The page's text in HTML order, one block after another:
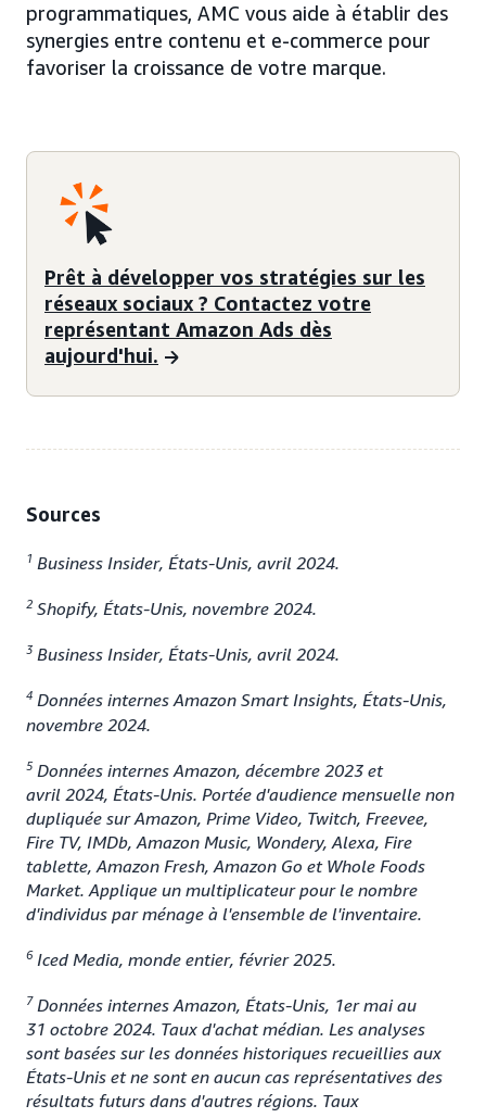
programmatiques, AMC vous aide à établir des
synergies entre contenu et e-commerce pour
favoriser la croissance de votre marque.
Prêt à développer vos stratégies sur les
réseaux sociaux ? Contactez votre
représentant Amazon Ads dès
aujourd'hui.
Sources
1 Business Insider, États-Unis, avril 2024.
2 Shopify, États-Unis, novembre 2024.
3 Business Insider, États-Unis, avril 2024.
4 Données internes Amazon Smart Insights, États-Unis,
novembre 2024.
5Données internes Amazon, décembre 2023 et
avril 2024, États-Unis. Portée d'audience mensuelle non
dupliquée sur Amazon, Prime Video, Twitch, Freevee,
Fire TV, IMDb, Amazon Music, Wondery, Alexa, Fire
tablette, Amazon Fresh, Amazon Go et Whole Foods
Market. Applique un multiplicateur pour le nombre
d'individus par ménage à l'ensemble de l'inventaire.
6 Iced Media, monde entier, février 2025.
7 Données internes Amazon, États-Unis, 1er mai au
31 octobre 2024. Taux d'achat médian. Les analyses
sont basées sur les données historiques recueillies aux
États-Unis et ne sont en aucun cas représentatives des
résultats futurs dans d'autres régions. Taux